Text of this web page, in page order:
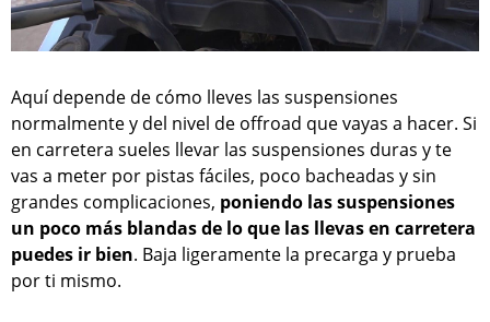
Aquí depende de cómo lleves las suspensiones
normalmente y del nivel de offroad que vayas a hacer. Si
en carretera sueles llevar las suspensiones duras y te
vas a meter por pistas fáciles, poco bacheadas y sin
grandes complicaciones, poniendo las suspensiones
un poco más blandas de lo que las llevas en carretera
puedes ir bien. Baja ligeramente la precarga y prueba
por ti mismo.